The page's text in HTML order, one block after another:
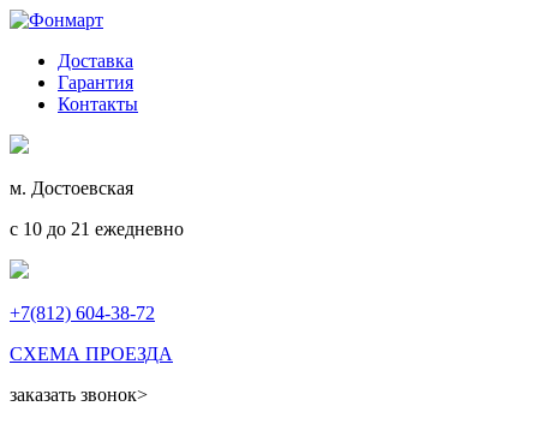
Доставка
Гарантия
Контакты
м. Достоевская
с 10 до 21 ежедневно
+7(812) 604-38-72
СХЕМА ПРОЕЗДА
заказать звонок>